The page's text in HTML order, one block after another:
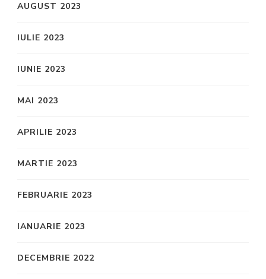
AUGUST 2023
IULIE 2023
IUNIE 2023
MAI 2023
APRILIE 2023
MARTIE 2023
FEBRUARIE 2023
IANUARIE 2023
DECEMBRIE 2022